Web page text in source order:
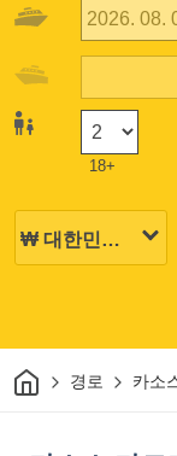
18+
집 경로 카소